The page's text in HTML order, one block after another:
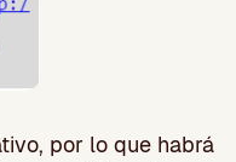
por lo que habrá